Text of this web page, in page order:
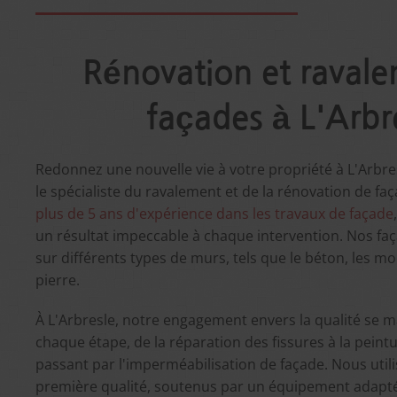
Rénovation et
façades à
Redonnez une nouvelle vie à votre propriété à
le spécialiste du ravalement et de la rénovation de
plus de 5 ans d'expérience dans les travaux de façade
un résultat impeccable à chaque intervention. Nos
sur différents types de murs, tels que le béton, les
pierre.
À L'Arbresle, notre engagement envers la qualité se
chaque étape, de la réparation des fissures à la
passant par l'imperméabilisation de façade. Nous
première qualité, soutenus par un équipement